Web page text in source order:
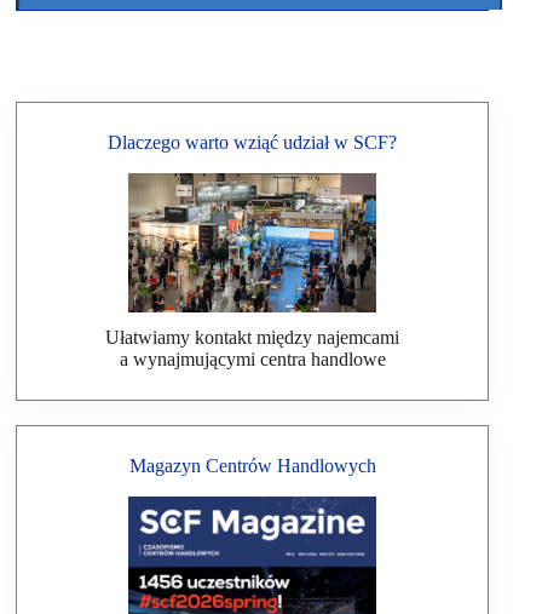
Dlaczego warto wziąć udział w SCF?
Ułatwiamy kontakt między najemcami
a wynajmującymi centra handlowe
Magazyn Centrów Handlowych